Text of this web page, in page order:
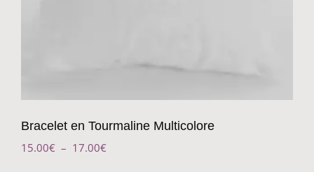
Bracelet en Tourmaline Multicolore
15.00€ – 17.00€